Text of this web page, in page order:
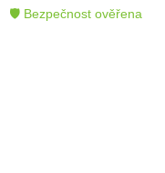
🛡 Bezpečnost ověřena